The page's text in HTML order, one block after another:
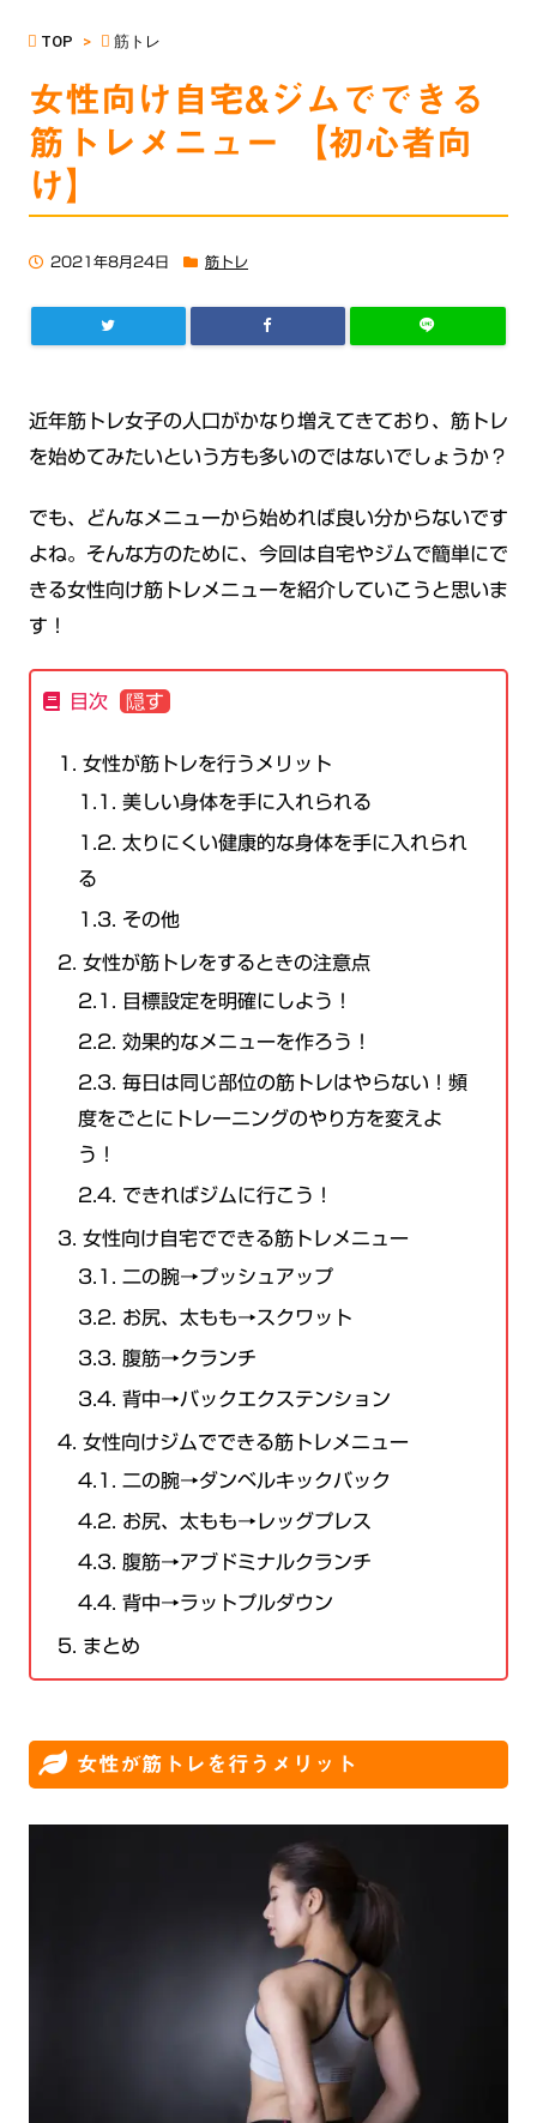
TOP > 筋トレ
女性向け自宅&ジムでできる
筋トレメニュー 【初心者向
け】
2021年8月24日 筋トレ
近年筋トレ女子の人口がかなり増えてきており、筋トレ
を始めてみたいという方も多いのではないでしょうか？
でも、どんなメニューから始めれば良い分からないです
よね。そんな方のために、今回は自宅やジムで簡単にで
きる女性向け筋トレメニューを紹介していこうと思いま
す！
目次
1.
女性が筋トレを行うメリット
1.1.
美しい身体を手に入れられる
1.2.
太りにくい健康的な身体を手に入れられ
る
1.3. その他
2.
女性が筋トレをするときの注意点
2.1.
目標設定を明確にしよう！
2.2. 効果的なメニューを作ろう！
2.3.
毎日は同じ部位の筋トレはやらない！頻
度をごとにトレーニングのやり方を変えよ
う！
2.4. できればジムに行こう！
3.
女性向け自宅でできる筋トレメニュー
3.1.
二の腕→プッシュアップ
3.2. お尻、太もも→スクワット
3.3. 腹筋→クランチ
3.4. 背中→バックエクステンション
4. 女性向けジムでできる筋トレメニュー
4.1.
二の腕→ダンベルキックバック
4.2. お尻、太もも→レッグプレス
4.3. 腹筋→アブドミナルクランチ
4.4. 背中→ラットプルダウン
5. まとめ
女性が筋トレを行うメリット